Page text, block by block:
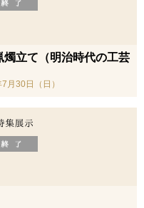
立て（明治時代の工芸
月30日（日）